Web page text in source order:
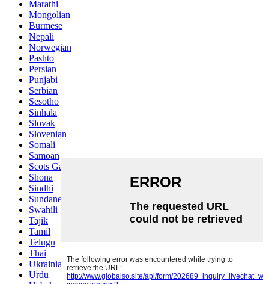
Marathi
Mongolian
Burmese
Nepali
Norwegian
Pashto
Persian
Punjabi
Serbian
Sesotho
Sinhala
Slovak
Slovenian
Somali
Samoan
Scots Gaelic
Shona
Sindhi
Sundanese
Swahili
Tajik
Tamil
Telugu
Thai
Ukrainian
Urdu